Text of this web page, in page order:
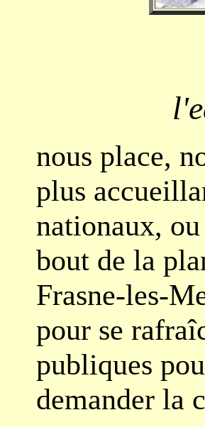
nous place,
plus
nationaux,
bout de la
Frasne-les-
pour se
publiques
demander la